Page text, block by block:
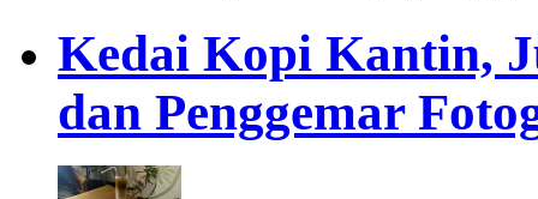
Kedai Kopi Kantin,
dan Penggemar